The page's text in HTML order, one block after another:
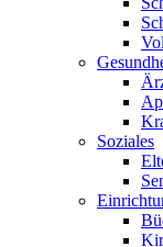
Soziales